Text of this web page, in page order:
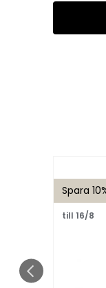
Spara
till 16/8